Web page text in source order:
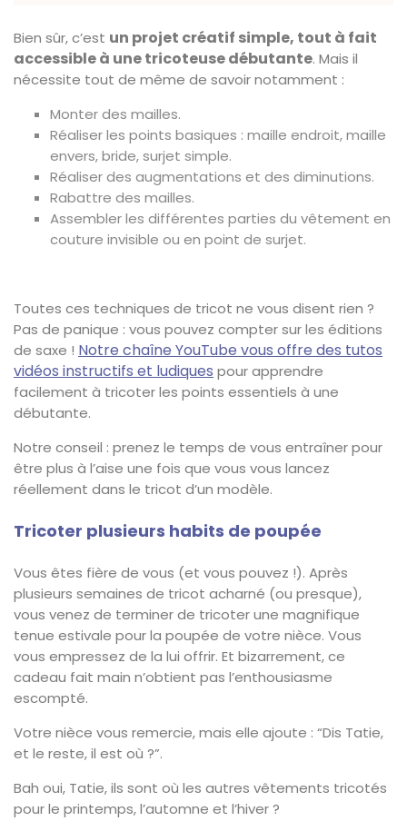
Bien sûr, c’est un projet créatif simple, tout à fait
accessible à une tricoteuse débutante. Mais il
nécessite tout de même de savoir notamment :
Monter des mailles.
Réaliser les points basiques : maille endroit, maille
envers, bride, surjet simple.
Réaliser des augmentations et des diminutions.
Rabattre des mailles.
Assembler les différentes parties du vêtement en
couture invisible ou en point de surjet.
Toutes ces techniques de tricot ne vous disent rien ?
Pas de panique : vous pouvez compter sur les éditions
de saxe ! Notre chaîne YouTube vous offre des tutos
vidéos instructifs et ludiques pour apprendre
facilement à tricoter les points essentiels à une
débutante.
Notre conseil : prenez le temps de vous entraîner pour
être plus à l’aise une fois que vous vous lancez
réellement dans le tricot d’un modèle.
Tricoter plusieurs habits de poupée
Vous êtes fière de vous (et vous pouvez !). Après
plusieurs semaines de tricot acharné (ou presque),
vous venez de terminer de tricoter une magnifique
tenue estivale pour la poupée de votre nièce. Vous
vous empressez de la lui offrir. Et bizarrement, ce
cadeau fait main n’obtient pas l’enthousiasme
escompté.
Votre nièce vous remercie, mais elle ajoute : “Dis Tatie,
et le reste, il est où ?”.
Bah oui, Tatie, ils sont où les autres vêtements tricotés
pour le printemps, l’automne et l’hiver ?